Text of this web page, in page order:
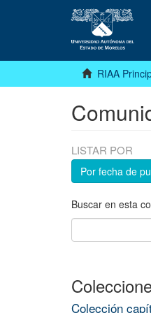
RIAA
LISTAR POR
Por fecha de
Buscar en esta
Colección